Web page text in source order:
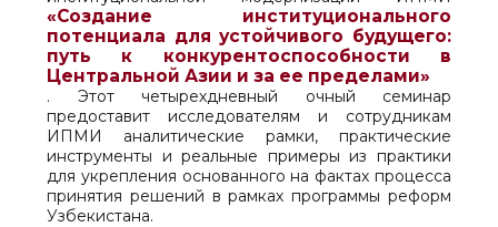
«Создание институционального
потенциала для устойчивого будущего:
путь к конкурентоспособности в
Центральной Азии и за ее пределами»
. Этот четырехдневный очный семинар
предоставит исследователям и сотрудникам
ИПМИ аналитические рамки, практические
инструменты и реальные примеры из практики
для укрепления основанного на фактах процесса
принятия решений в рамках программы реформ
Узбекистана.